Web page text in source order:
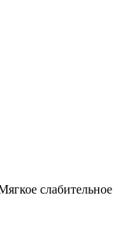
слабительное